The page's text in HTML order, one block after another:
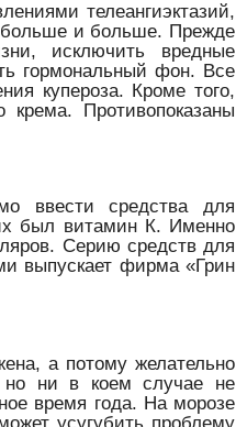
телеангиэктазий,
больше и больше. Прежде
исключить вредные
гормональный фон. Все
купероза. Кроме того,
крема. Противопоказаны
ввести средства для
был витамин К. Именно
Серию средств для
выпускает фирма «Грин
а потому желательно
но ни в коем случае не
время года. На морозе
усугубить проблему